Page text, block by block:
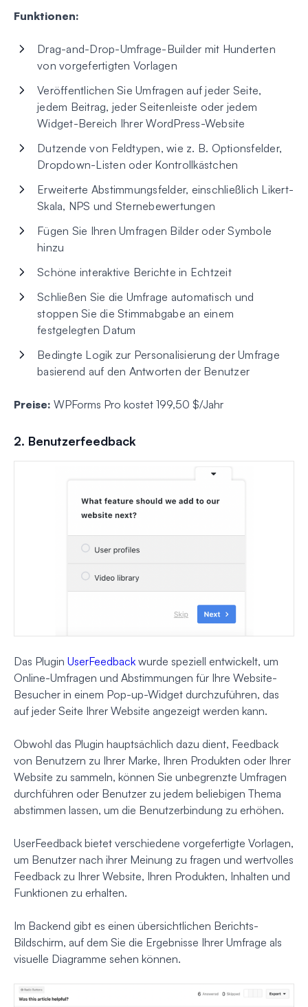
Funktionen:
Drag-and-Drop-Umfrage-Builder mit Hunderten
von vorgefertigten Vorlagen
Veröffentlichen Sie Umfragen auf jeder Seite,
jedem Beitrag, jeder Seitenleiste oder jedem
Widget-Bereich Ihrer WordPress-Website
Dutzende von Feldtypen, wie z. B. Optionsfelder,
Dropdown-Listen oder Kontrollkästchen
Erweiterte Abstimmungsfelder, einschließlich Likert-
Skala, NPS und Sternebewertungen
Fügen Sie Ihren Umfragen Bilder oder Symbole
hinzu
Schöne interaktive Berichte in Echtzeit
Schließen Sie die Umfrage automatisch und
stoppen Sie die Stimmabgabe an einem
festgelegten Datum
Bedingte Logik zur Personalisierung der Umfrage
basierend auf den Antworten der Benutzer
Preise: WPForms Pro kostet 199,50 $/Jahr
2. Benutzerfeedback
Das Plugin UserFeedback wurde speziell entwickelt, um
Online-Umfragen und Abstimmungen für Ihre Website-
Besucher in einem Pop-up-Widget durchzuführen, das
auf jeder Seite Ihrer Website angezeigt werden kann.
Obwohl das Plugin hauptsächlich dazu dient, Feedback
von Benutzern zu Ihrer Marke, Ihren Produkten oder Ihrer
Website zu sammeln, können Sie unbegrenzte Umfragen
durchführen oder Benutzer zu jedem beliebigen Thema
abstimmen lassen, um die Benutzerbindung zu erhöhen.
UserFeedback bietet verschiedene vorgefertigte Vorlagen,
um Benutzer nach ihrer Meinung zu fragen und wertvolles
Feedback zu Ihrer Website, Ihren Produkten, Inhalten und
Funktionen zu erhalten.
Im Backend gibt es einen übersichtlichen Berichts-
Bildschirm, auf dem Sie die Ergebnisse Ihrer Umfrage als
visuelle Diagramme sehen können.